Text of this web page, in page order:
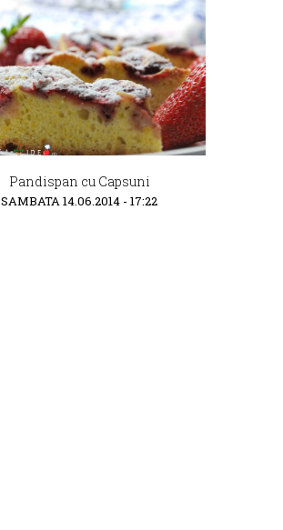
Pandispan cu Capsuni
SAMBATA 14.06.2014 - 17:22